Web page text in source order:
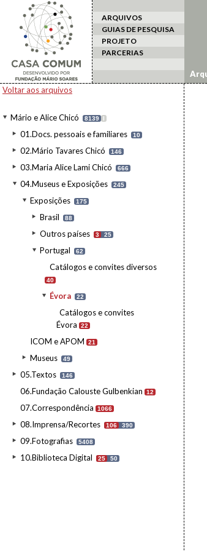
ARQUIVOS
GUIAS DE PESQUISA
PROJETO
PARCERIAS
Voltar aos arquivos
Mário e Alice Chicó 8139 I
01.Docs. pessoais e familiares 10
02.Mário Tavares Chicó 146
03.Maria Alice Lami Chicó 666
04.Museus e Exposições 245
Exposições 175
Brasil 88
Outros países 3 25
Portugal 62
Catálogos e convites diversos
40
Évora 22
Catálogos e convites
Évora
22
ICOM e APOM 21
Museus 49
05.Textos 146
06.Fundação Calouste Gulbenkian 12
07.Correspondência 1066
08.Imprensa/Recortes 106 390
09.Fotografias 5408
10.Biblioteca Digital 25 50